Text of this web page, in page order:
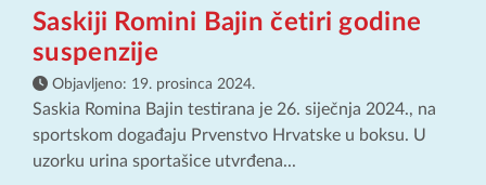
Saskiji Romini Bajin četiri godine
suspenzije
Objavljeno: 19. prosinca 2024.
Saskia Romina Bajin testirana je 26. siječnja 2024., na
sportskom događaju Prvenstvo Hrvatske u boksu. U
uzorku urina sportašice utvrđena...